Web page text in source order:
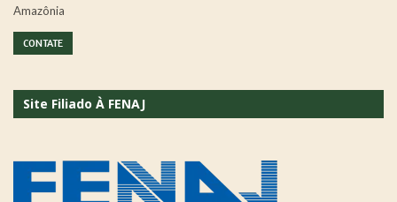
Amazônia
CONTATE
Site Filiado À FENAJ